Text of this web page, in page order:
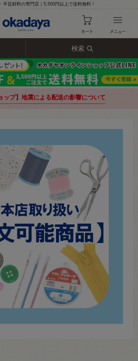
手芸材料の専門店｜5,500円以上で送料無料！
検索
ップ】地震による配送の影響について